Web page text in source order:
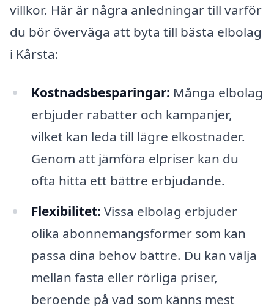
villkor. Här är några anledningar till varför
du bör överväga att byta till bästa elbolag
i Kårsta:
Kostnadsbesparingar: Många elbolag
erbjuder rabatter och kampanjer,
vilket kan leda till lägre elkostnader.
Genom att jämföra elpriser kan du
ofta hitta ett bättre erbjudande.
Flexibilitet: Vissa elbolag erbjuder
olika abonnemangsformer som kan
passa dina behov bättre. Du kan välja
mellan fasta eller rörliga priser,
beroende på vad som känns mest